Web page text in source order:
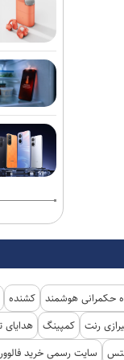
به
کودک
حملات
حکمرانی هوشمند کشنده
رنت کمپینگ هدایای
سایت رسمی خرید